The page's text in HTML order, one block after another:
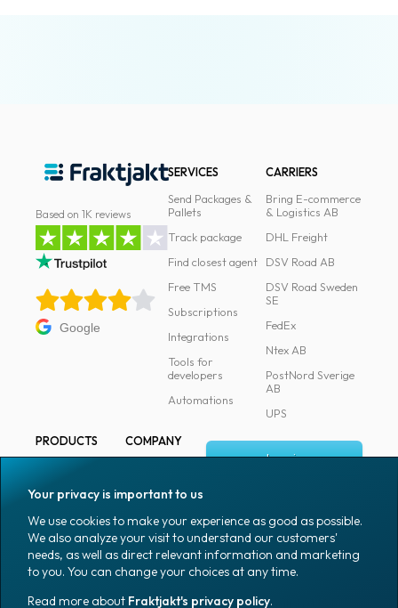
Based on 1K reviews
Google
SERVICES
Send Packages &
Pallets
Track package
Find closest agent
Free TMS
Subscriptions
Integrations
Tools for
developers
Automations
CARRIERS
Bring E-commerce
& Logistics AB
DHL Freight
DSV Road AB
DSV Road Sweden
SE
FedEx
Ntex AB
PostNord Sverige
AB
UPS
PRODUCTS
Marking
Packaging
Packaging
accessories
Office goods
COMPANY
Media
Coworkers
Job & career
News archive
Log in
Sign up
English (US)
Your privacy is important to us
We use cookies to make your experience as good as possible.
We also analyze your visit to understand our customers'
needs, as well as direct relevant information and marketing
to you. You can change your choices at any time.
Read more about Fraktjakt's privacy policy.